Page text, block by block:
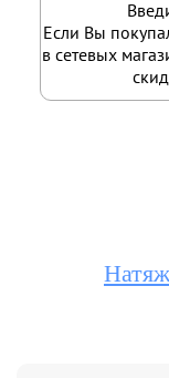
Если Вы
в сетевых